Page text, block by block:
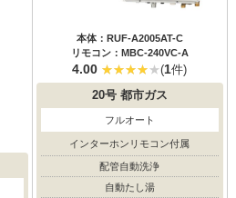
本体：RUF-A2005AT-C
リモコン：MBC-240VC-A
4.00 (1件)
20号都市ガス
フルオート
インターホンリモコン付属
配管自動洗浄
自動たし湯